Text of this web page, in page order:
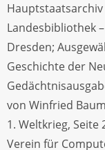
Landesbibliothek
Dresden;
Geschichte der
von Winfried
1. Weltkrieg, Seite
Verein für